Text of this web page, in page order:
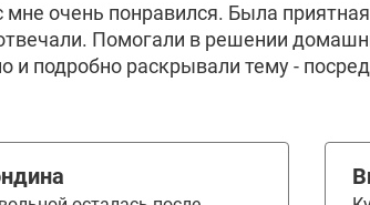
мне очень понравился. Была
Помогали в решении
и подробно раскрывали тему -